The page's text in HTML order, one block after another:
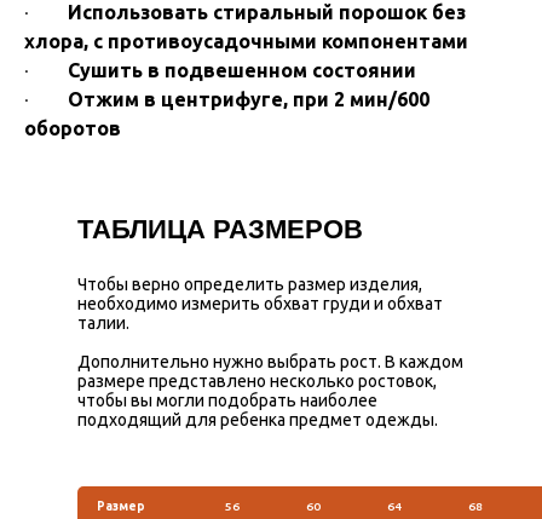
·
Использовать стиральный порошок без
хлора, с противоусадочными компонентами
· Сушить в подвешенном состоянии
· Отжим в центрифуге, при 2 мин/600
оборотов
ТАБЛИЦА РАЗМЕРОВ
Чтобы верно определить размер изделия,
необходимо измерить обхват груди и обхват
талии.
Дополнительно нужно выбрать рост. В каждом
размере представлено несколько ростовок,
чтобы вы могли подобрать наиболее
подходящий для ребенка предмет одежды.
Размер 60 64 68
56